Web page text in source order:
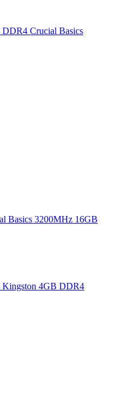
Basics 3200MHz 16GB